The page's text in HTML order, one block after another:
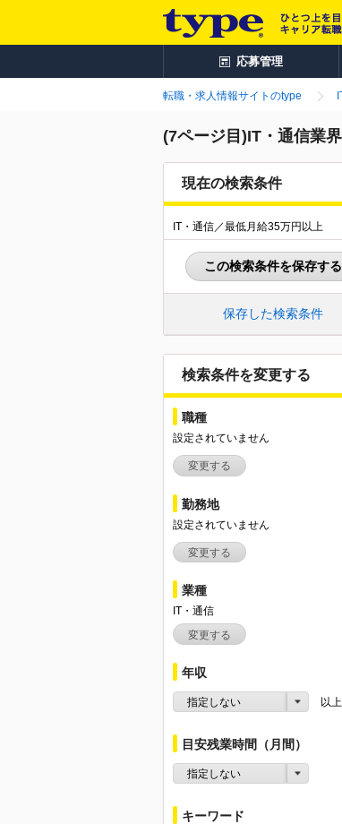
応募管理
転職・求人情報サイトのtype
(7ページ目)IT・通信業
現在の検索条件
IT・通信／最低月給35万円以上
この検索条件を保存する
保存した検索条件
検索条件を変更する
職種
設定されていません
変更する
勤務地
設定されていません
変更する
業種
IT・通信
変更する
年収
指定しない 以上
目安残業時間（月間）
指定しない
キーワード